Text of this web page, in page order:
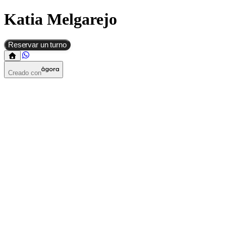
Katia Melgarejo
Reservar un turno
Creado con